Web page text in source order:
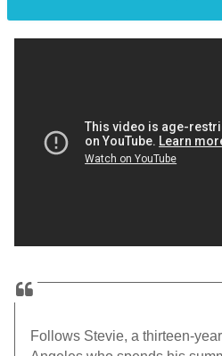
Follows Stevie, a thirteen-